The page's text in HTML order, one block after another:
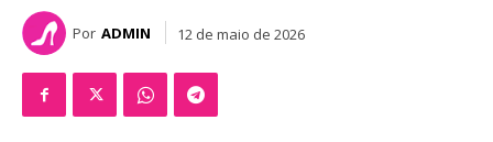
Por ADMIN 12 de maio de 2026